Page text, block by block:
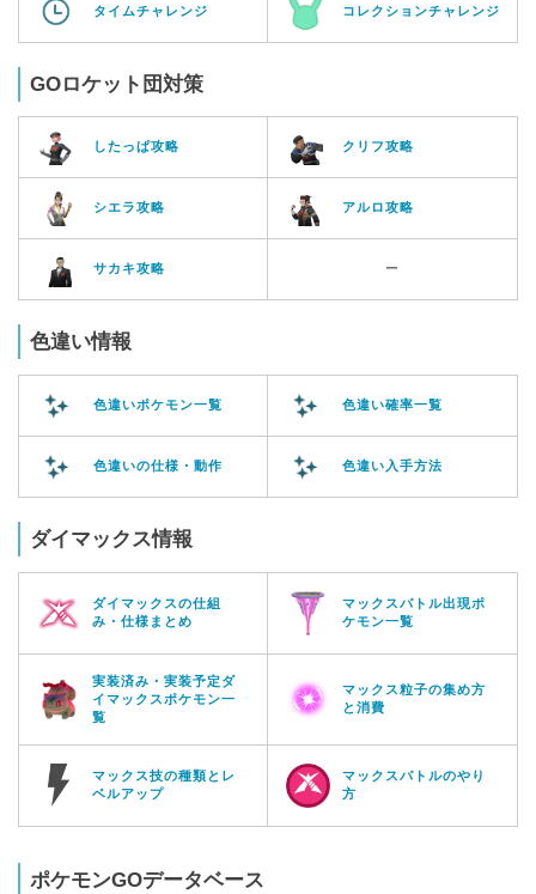
タイムチャレンジ コレクションチャレンジ
GOロケット団対策
したっぱ攻略 クリフ攻略
シエラ攻略 アルロ攻略
サカキ攻略 ー
色違い情報
色違いポケモン一覧 色違い確率一覧
色違いの仕様・動作 色違い入手方法
ダイマックス情報
ダイマックスの仕組
み・仕様まとめ
マックスバトル出現ポ
ケモン一覧
実装済み・実装予定ダ
イマックスポケモン一
覧
マックス粒子の集め方
と消費
マックス技の種類とレ
ベルアップ
マックスバトルのやり
方
ポケモンGOデータベース